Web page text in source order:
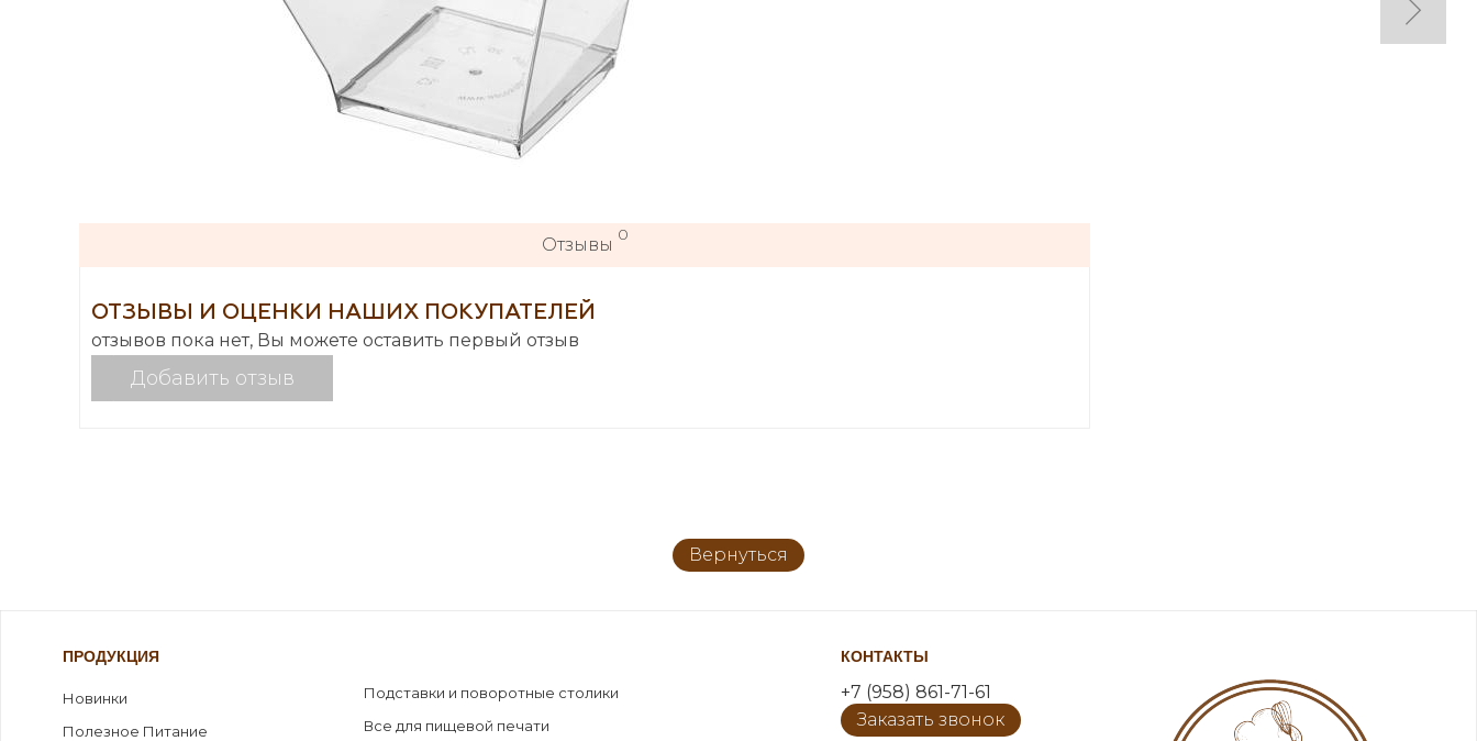
Отзывы 0
ОТЗЫВЫ И ОЦЕНКИ НАШИХ ПОКУПАТЕЛЕЙ
отзывов пока нет, Вы можете оставить первый отзыв
Добавить отзыв
Вернуться
ПРОДУКЦИЯ
Новинки
Полезное Питание
Подставки и поворотные столики
Все для пищевой печати
КОНТАКТЫ
+7 (958) 861-71-61
Заказать звонок